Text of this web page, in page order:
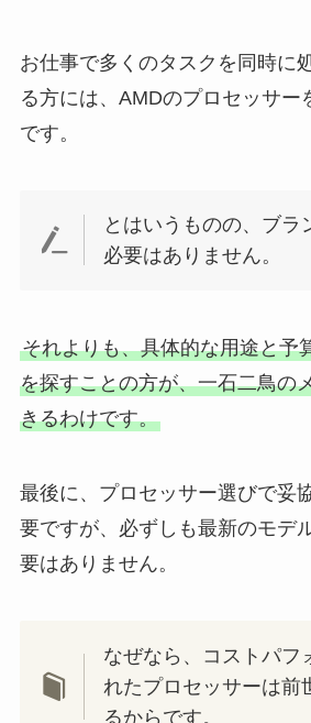
お仕事で多くのタスクを同時に
る方には、AMDのプロセッサー
です。
とはいうものの、ブラ
必要はありません。
それよりも、具体的な用途と予
を探すことの方が、一石二鳥の
きるわけです。
最後に、プロセッサー選びで妥
要ですが、必ずしも最新のモデ
要はありません。
なぜなら、コストパフ
れたプロセッサーは前
るからです。